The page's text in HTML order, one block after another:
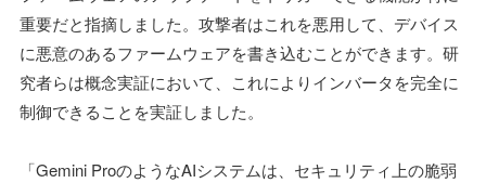
重要だと指摘しました。攻撃者はこれを悪用して、デバイス
に悪意のあるファームウェアを書き込むことができます。研
究者らは概念実証において、これによりインバータを完全に
制御できることを実証しました。
「Gemini ProのようなAIシステムは、セキュリティ上の脆弱